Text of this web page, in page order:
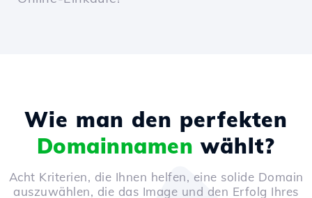
Wie man den perfekten
Domainnamen wählt?
Acht Kriterien, die Ihnen helfen, eine solide Domain
auszuwählen, die das Image und den Erfolg Ihres